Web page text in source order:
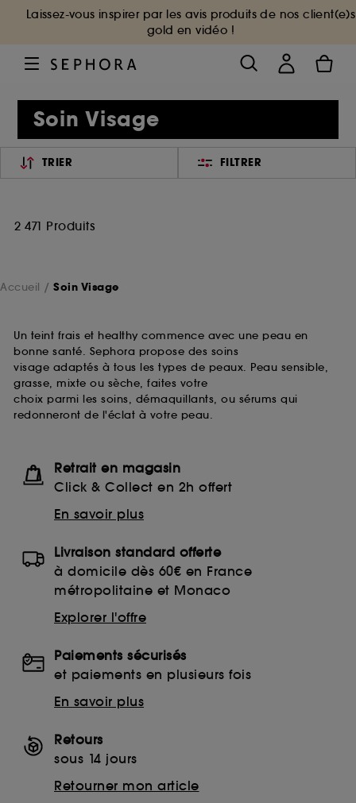
Laissez-vous inspirer par les avis produits de nos client(e)s
gold en vidéo !
Soin Visage
TRIER FILTRER
2 471 Produits
Accueil Soin Visage
Un teint frais et healthy commence avec une peau en
bonne santé. Sephora propose des soins
visage adaptés à tous les types de peaux. Peau sensible,
grasse, mixte ou sèche, faites votre
choix parmi les soins, démaquillants, ou sérums qui
redonneront de l'éclat à votre peau.
Retrait en magasin
Click & Collect en 2h offert
En savoir plus
Livraison standard offerte
à domicile dès 60€ en France
métropolitaine et Monaco
Explorer l'offre
Paiements sécurisés
et paiements en plusieurs fois
En savoir plus
Retours
sous 14 jours
Retourner mon article